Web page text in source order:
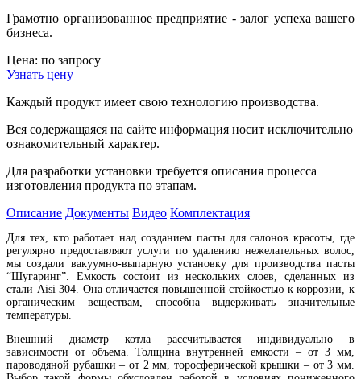
Грамотно организованное предприятие - залог успеха вашего
бизнеса.
Цена: по запросу
Узнать цену
Каждый продукт имеет свою технологию производства.
Вся содержащаяся на сайте информация носит исключительно
ознакомительный характер.
Для разработки установки требуется описания процесса
изготовления продукта по этапам.
Описание Документы Видео Комплектация
Для тех, кто работает над созданием пасты для салонов красоты, где
регулярно предоставляют услуги по удалению нежелательных волос,
мы создали вакуумно-выпарную установку для производства пасты
“Шугаринг”. Емкость состоит из нескольких слоев, сделанных из
стали Aisi 304. Она отличается повышенной стойкостью к коррозии, к
органическим веществам, способна выдерживать значительные
температуры.
Внешний диаметр котла рассчитывается индивидуально в
зависимости от объема. Толщина внутренней емкости – от 3 мм,
пароводяной рубашки – от 2 мм, торосферической крышки – от 3 мм.